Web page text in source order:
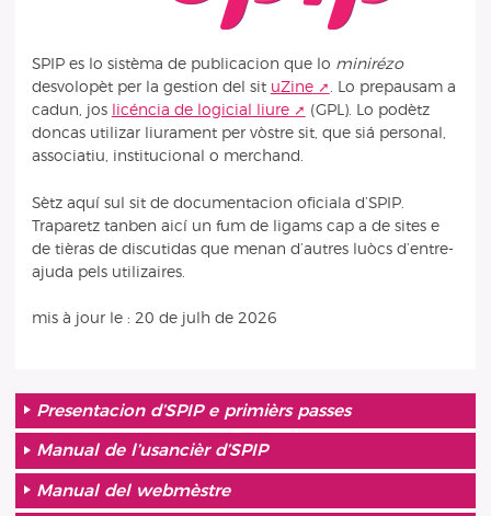
SPIP es lo sistèma de publicacion que lo minirézo
desvolopèt per la gestion del sit uZine
. Lo prepausam a
cadun, jos licéncia de logicial liure
(GPL). Lo podètz
doncas utilizar liurament per vòstre sit, que siá personal,
associatiu, institucional o merchand.
Sètz aquí sul sit de documentacion oficiala d’SPIP.
Traparetz tanben aicí un fum de ligams cap a de sites e
de tièras de discutidas que menan d’autres luòcs d’entre-
ajuda pels utilizaires.
mis à jour le : 20 de julh de 2026
Presentacion d’SPIP e primièrs passes
Manual de l’usancièr d’SPIP
Manual del webmèstre